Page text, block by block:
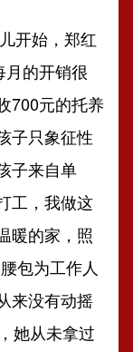
开始，郑红
的开销很
700元的托养
子只象征性
子来自单
工，我做这
暖的家，照
包为工作人
来没有动摇
她从未拿过